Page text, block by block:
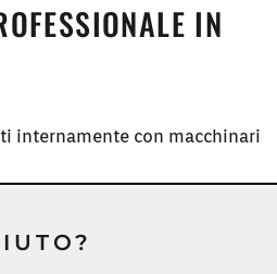
IN
internamente con macchinari